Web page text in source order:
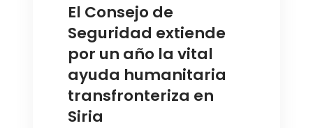
El Consejo de
Seguridad extiende
por un año la vital
ayuda humanitaria
transfronteriza en
Siria